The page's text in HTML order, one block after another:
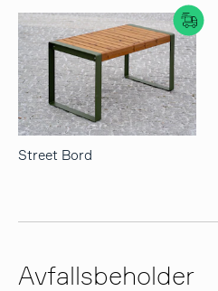
Street Bord
Avfallsbeholder